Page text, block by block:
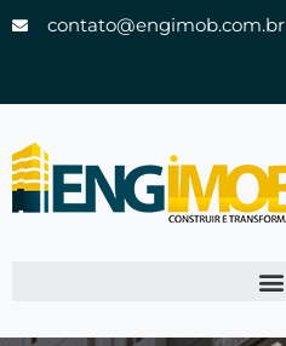
contato@engimob.com.br